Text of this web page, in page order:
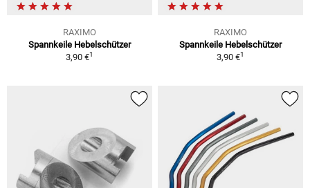
RAXIMO
Spannkeile Hebelschützer
3,90 €1
RAXIMO
Spannkeile Hebelschützer
3,90 €1